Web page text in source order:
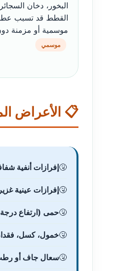
البخور، دخان
القطط قد تسبب
موسمية أو مزمنة
موسمي
📋 الأعراض
إفرازات أنفية
إفرازات عينية
حمى (ارتفاع درجة الحرارة
خمول، كسل، فقدان
سعال جاف أو